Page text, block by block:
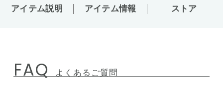
アイテム説明 アイテム情報 ストア
FAQ よくあるご質問